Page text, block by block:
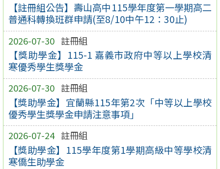
【註冊組公告】壽山高中115學年度第一學期高二
普通科轉換班群申請(至8/10中午12：30止)
2026-07-30 註冊組
【獎助學金】115-1 嘉義市政府中等以上學校清
寒優秀學生獎學金
2026-07-30 註冊組
【獎助學金】宜蘭縣115年第2次「中等以上學校
優秀學生獎學金申請注意事項」
2026-07-24 註冊組
【獎助學金】115學年度第1學期高級中等學校清
寒僑生助學金